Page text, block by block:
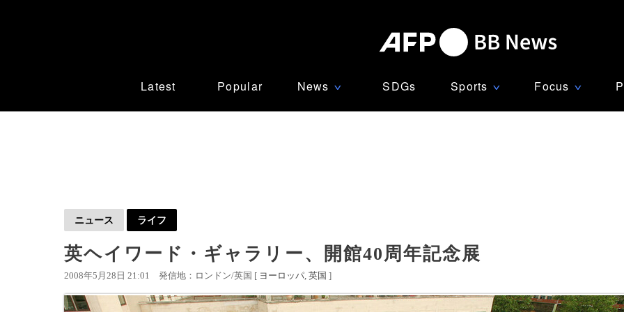
Latest Popular News ∨ SDGs Sports ∨ Focus ∨
ニュース ライフ
英ヘイワード・ギャラリー、開館40周年記念展
2008年5月28日 21:01 発信地：ロンドン/英国 [ ヨーロッパ 英国 ]